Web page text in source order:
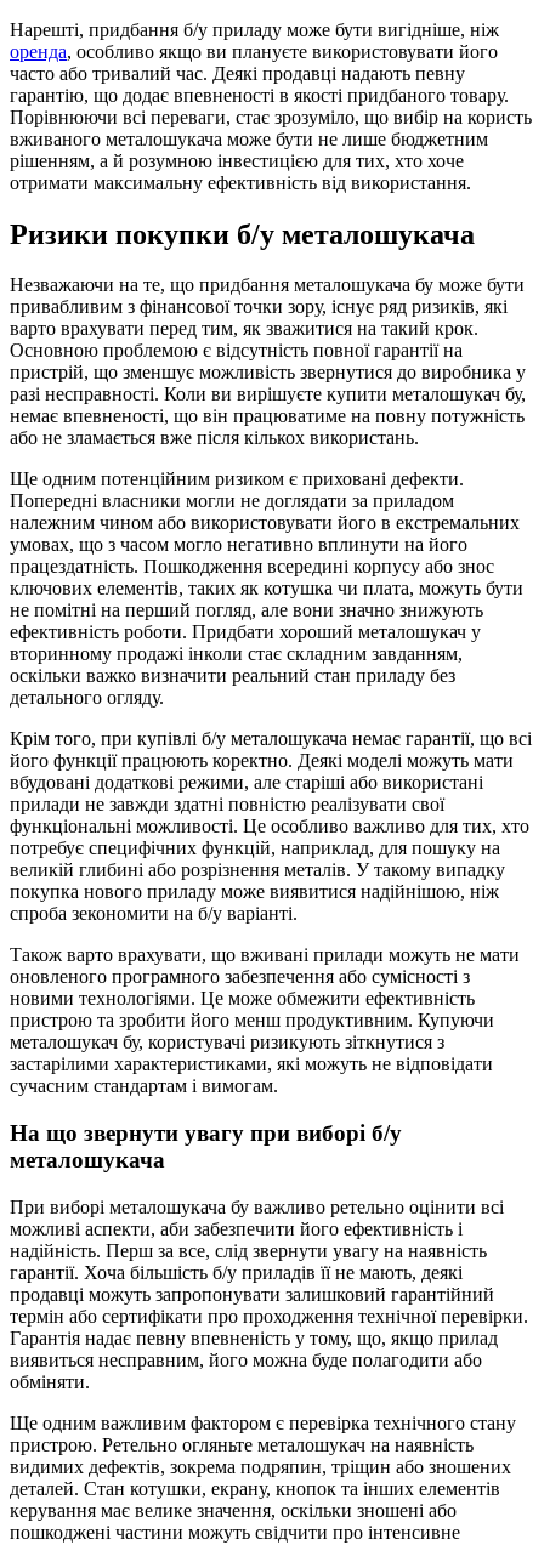
Нарешті, придбання б/у приладу може бути вигідніше, ніж
оренда, особливо якщо ви плануєте використовувати його
часто або тривалий час. Деякі продавці надають певну
гарантію, що додає впевненості в якості придбаного товару.
Порівнюючи всі переваги, стає зрозуміло, що вибір на користь
вживаного металошукача може бути не лише бюджетним
рішенням, а й розумною інвестицією для тих, хто хоче
отримати максимальну ефективність від використання.
Ризики покупки б/у металошукача
Незважаючи на те, що придбання металошукача бу може бути
привабливим з фінансової точки зору, існує ряд ризиків, які
варто врахувати перед тим, як зважитися на такий крок.
Основною проблемою є відсутність повної гарантії на
пристрій, що зменшує можливість звернутися до виробника у
разі несправності. Коли ви вирішуєте купити металошукач бу,
немає впевненості, що він працюватиме на повну потужність
або не зламається вже після кількох використань.
Ще одним потенційним ризиком є приховані дефекти.
Попередні власники могли не доглядати за приладом
належним чином або використовувати його в екстремальних
умовах, що з часом могло негативно вплинути на його
працездатність. Пошкодження всередині корпусу або знос
ключових елементів, таких як котушка чи плата, можуть бути
не помітні на перший погляд, але вони значно знижують
ефективність роботи. Придбати хороший металошукач у
вторинному продажі інколи стає складним завданням,
оскільки важко визначити реальний стан приладу без
детального огляду.
Крім того, при купівлі б/у металошукача немає гарантії, що всі
його функції працюють коректно. Деякі моделі можуть мати
вбудовані додаткові режими, але старіші або використані
прилади не завжди здатні повністю реалізувати свої
функціональні можливості. Це особливо важливо для тих, хто
потребує специфічних функцій, наприклад, для пошуку на
великій глибині або розрізнення металів. У такому випадку
покупка нового приладу може виявитися надійнішою, ніж
спроба зекономити на б/у варіанті.
Також варто врахувати, що вживані прилади можуть не мати
оновленого програмного забезпечення або сумісності з
новими технологіями. Це може обмежити ефективність
пристрою та зробити його менш продуктивним. Купуючи
металошукач бу, користувачі ризикують зіткнутися з
застарілими характеристиками, які можуть не відповідати
сучасним стандартам і вимогам.
На що звернути увагу при виборі б/у
металошукача
При виборі металошукача бу важливо ретельно оцінити всі
можливі аспекти, аби забезпечити його ефективність і
надійність. Перш за все, слід звернути увагу на наявність
гарантії. Хоча більшість б/у приладів її не мають, деякі
продавці можуть запропонувати залишковий гарантійний
термін або сертифікати про проходження технічної перевірки.
Гарантія надає певну впевненість у тому, що, якщо прилад
виявиться несправним, його можна буде полагодити або
обміняти.
Ще одним важливим фактором є перевірка технічного стану
пристрою. Ретельно огляньте металошукач на наявність
видимих дефектів, зокрема подряпин, тріщин або зношених
деталей. Стан котушки, екрану, кнопок та інших елементів
керування має велике значення, оскільки зношені або
пошкоджені частини можуть свідчити про інтенсивне